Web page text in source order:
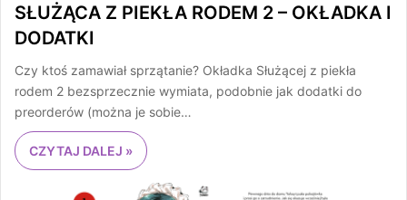
SŁUŻĄCA Z PIEKŁA RODEM 2 – OKŁADKA I
DODATKI
Czy ktoś zamawiał sprzątanie? Okładka Służącej z piekła
rodem 2 bezsprzecznie wymiata, podobnie jak dodatki do
preorderów (można je sobie…
CZYTAJ DALEJ »